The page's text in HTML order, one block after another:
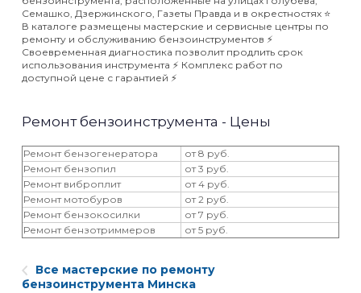
Семашко, Дзержинского, Газеты Правда и в окрестностях ⭐️
В каталоге размещены мастерские и сервисные центры по
ремонту и обслуживанию бензоинструментов ⚡️
Своевременная диагностика позволит продлить срок
использования инструмента ⚡️ Комплекс работ по
доступной цене с гарантией ⚡️
Ремонт бензоинструмента - Цены
Ремонт бензогенератора
от 8 руб.
Ремонт бензопил
от 3 руб.
Ремонт виброплит
от 4 руб.
Ремонт мотобуров
от 2 руб.
Ремонт бензокосилки
от 7 руб.
Ремонт бензотриммеров
от 5 руб.
Все мастерские по ремонту
бензоинструмента Минска